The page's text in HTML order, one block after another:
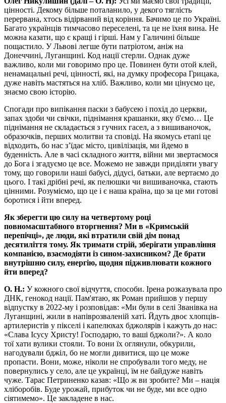
цінності. Декому більше поталанило, у декого тяглість
перервана, хтось відірваний від коріння. Бачимо це по Україні.
Багато українців тимчасово переселені, та це не їхня вина. Не
можна казати, що є кращі і гірші. Нам у Галичині більше
пощастило. У Львові легше бути патріотом, аніж на
Донеччині, Луганщині. Код нації стерли. Однак дуже
важливо, коли ми говоримо про це. Повинен бути отой клей,
ненамацальні речі, цінності, які, на думку професора Грицака,
дуже навіть мастяться на хліб. Важливо, коли ми цінуємо це,
знаємо свою історію.
Спогади про випікання паски з бабусею і похід до церкви,
запах здоби чи свічки, піднімання крашанки, яку б'ємо… Це
піднімання не складається з гучних гасел, а з вишиваночок,
образочків, перших молитви та сповіді. На якомусь етапі це
відходить, бо нас з’їдає місто, цивілізація, ми йдемо в
буденність. Але в часі складного життя, війни ми звертаємося
до Бога і згадуємо це все. Можемо не завжди приділяти увагу
тому, що говорили наші бабусі, дідусі, батьки, але вертаємо до
цього. І такі дрібні речі, як пелюшки чи вишиваночка, стають
цінними. Розуміємо, що це і є наша країна, що за це ми готові
боротися і йти вперед.
Як зберегти цю силу на четвертому році
повномасштабного вторгнення? Ми в «Кримській
перепічці», де люди, які втратили свій дім понад
десятиліття тому. Як тримати стрій, зберігати управління
компанією, взаємодіяти із сином-захисником? Де брати
внутрішню силу, енергію, щодня підживлювати кожного
йти вперед?
О. Н.: У кожного свої відчуття, способи. Ірена розказувала про
ДНК, генокод нації. Пам'ятаю, як Роман прийшов у першу
відпустку в 2022-му і розповідав: «Ми були в селі Званівка на
Луганщині, жили в напіврозваленій хаті. Йдуть двоє хлопців-
артилеристів у пікселі і капелюхах бджолярів і кажуть до нас:
«Слава Ісусу Христу! Господарю, то ваші бджоли?». А коло
тої хати вулики стояли. То вони їх оглянули, обкурили,
нагодували бджіл, бо не могли дивитися, що це може
пропасти. Вони, може, ніколи не спробували того меду, не
повернулись у село, але це українці, їм не байдуже навіть
чуже. Тарас Петриненко казав: «Що ж ви зробите? Ми – нація
хліборобів. Буде урожай, прибуток чи не буде, ми все одно
сіятимемо». Це закладене в нас.